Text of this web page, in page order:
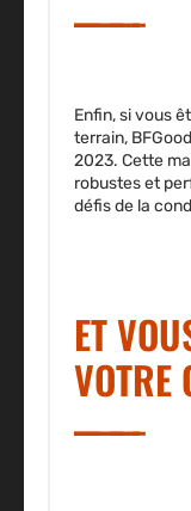
Enfin, si vous
terrain,
2023. Cette
robustes et
défis de la
ET